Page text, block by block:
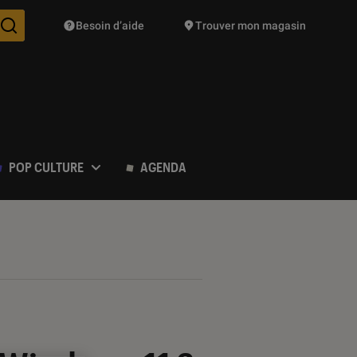
Des suggestions de produits vont vous être proposées
Besoin d’aide Trouver mon magasin
POP CULTURE AGENDA